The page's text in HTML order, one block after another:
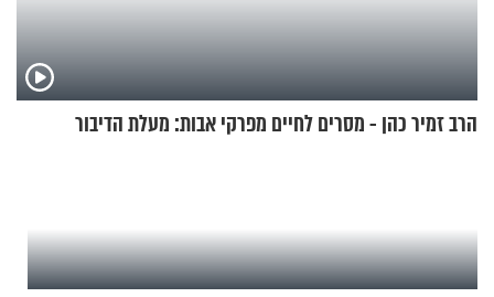
הרב זמיר כהן - מסרים לחיים מפרקי אבות: מעלת הדיבור